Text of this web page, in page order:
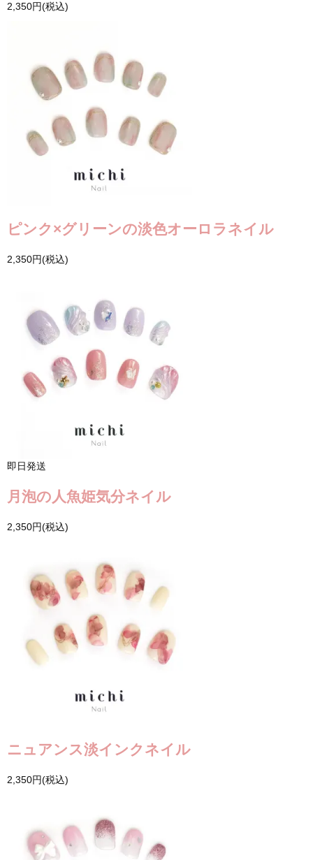
2,350円(税込)
ピンク×グリーンの淡色オーロラネイル
2,350円(税込)
即日発送
月泡の人魚姫気分ネイル
2,350円(税込)
ニュアンス淡インクネイル
2,350円(税込)